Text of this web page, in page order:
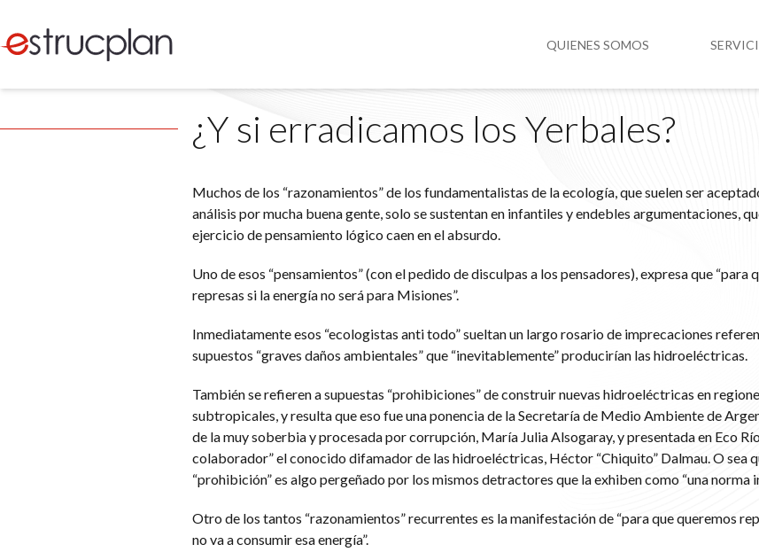
QUIENES SOMOS
Legislación
¿Y si erradicamos los Yerbales?
Muchos de los “razonamientos” de los fundamentalistas de la ecología, que suelen ser
análisis por mucha buena gente, solo se sustentan en infantiles y endebles argumentaciones,
ejercicio de pensamiento lógico caen en el absurdo.
Uno de esos “pensamientos” (con el pedido de disculpas a los pensadores), expresa que “para
represas si la energía no será para Misiones”.
Inmediatamente esos “ecologistas anti todo” sueltan un largo rosario de imprecaciones
supuestos “graves daños ambientales” que “inevitablemente” producirían las hidroeléctricas.
También se refieren a supuestas “prohibiciones” de construir nuevas hidroeléctricas en
subtropicales, y resulta que eso fue una ponencia de la Secretaría de Medio Ambiente de
de la muy soberbia y procesada por corrupción, María Julia Alsogaray, y presentada en Eco
colaborador” el conocido difamador de las hidroeléctricas, Héctor “Chiquito” Dalmau. O sea
“prohibición” es algo pergeñado por los mismos detractores que la exhiben como “una norma
Otro de los tantos “razonamientos” recurrentes es la manifestación de “para que queremos
no va a consumir esa energía”.